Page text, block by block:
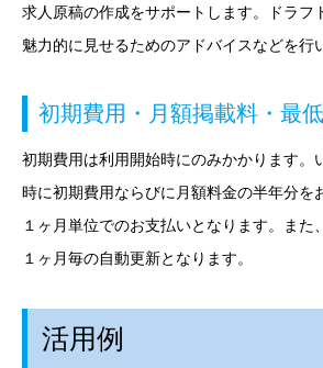
求人原稿の作成をサポートします。ドラフ
魅力的に見せるためのアドバイスなどを行
初期費用・月額掲載料・最
初期費用は利用開始時にのみかかります。
時に初期費用ならびに月額料金の半年分を
１ヶ月単位でのお支払いとなります。また
１ヶ月毎の自動更新となります。
活用例